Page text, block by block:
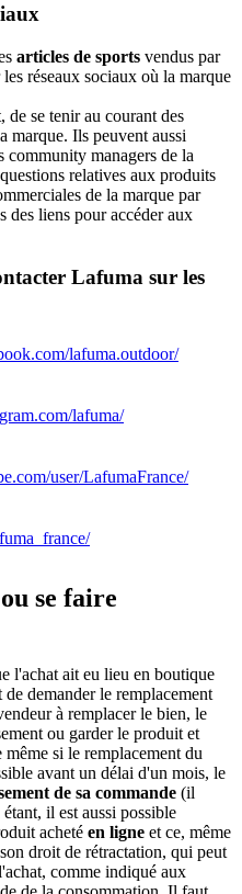
articles de sports vendus par
réseaux sociaux où la marque
de se tenir au courant des
marque. Ils peuvent aussi
community managers de la
relatives aux produits
de la marque par
des liens pour accéder aux
Lafuma sur les
lafuma.outdoor/
lafuma/
user/LafumaFrance/
se faire
l'achat ait eu lieu en boutique
demander le remplacement
à remplacer le bien, le
ou garder le produit et
si le remplacement du
avant un délai d'un mois, le
de sa commande (il
il est aussi possible
acheté en ligne et ce, même
droit de rétractation, qui peut
comme indiqué aux